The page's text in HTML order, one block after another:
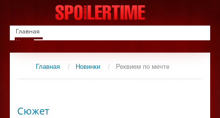
Главная
Новинки
Список фильмов
СериалыГлавная / Новинки / Реквием по мечте
Сюжет